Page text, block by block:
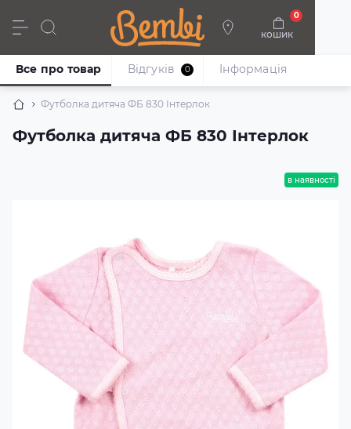
кошик
0
Дівчата Хлопці Немовлята Взуття
Футболка дитяча ФБ 830 Інтерлок
Футболка дитяча ФБ 830 Інтерлок
Все про товар Відгуків 0 Iнформація
в наявності